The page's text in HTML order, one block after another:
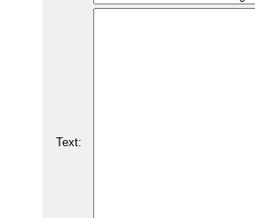
Text: